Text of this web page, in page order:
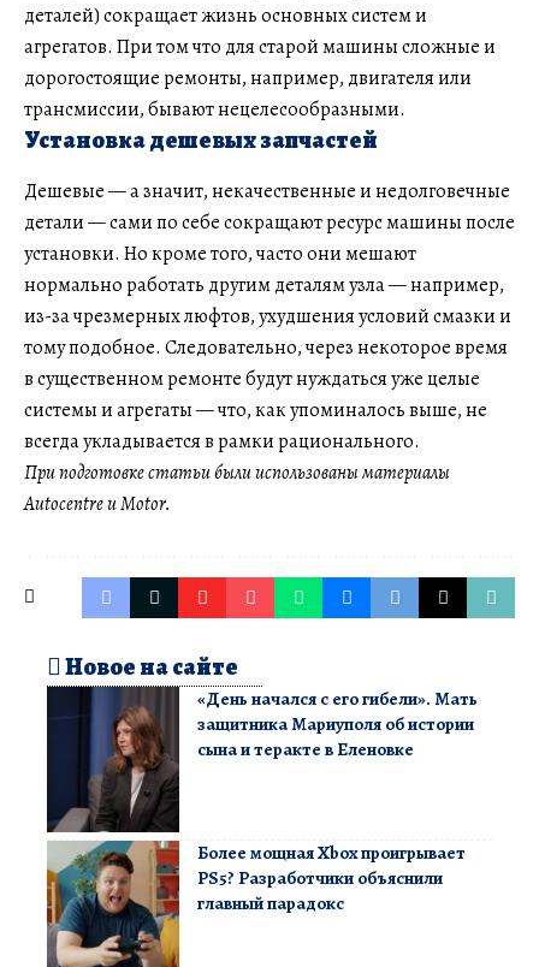
деталей) сокращает жизнь основных систем и
агрегатов. При том что для старой машины сложные и
дорогостоящие ремонты, например, двигателя или
трансмиссии, бывают нецелесообразными.
Установка дешевых запчастей
Дешевые — а значит, некачественные и недолговечные
детали — сами по себе сокращают ресурс машины после
установки. Но кроме того, часто они мешают
нормально работать другим деталям узла — например,
из-за чрезмерных люфтов, ухудшения условий смазки и
тому подобное. Следовательно, через некоторое время
в существенном ремонте будут нуждаться уже целые
системы и агрегаты — что, как упоминалось выше, не
всегда укладывается в рамки рационального.
При подготовке статьи были использованы материалы
AutocentreиMotor.
Новое на сайте
«День начался с его гибели». Мать
защитника Мариуполя об истории
сына и теракте в Еленовке
Более мощная Xbox проигрывает
PS5? Разработчики объяснили
главный парадокс